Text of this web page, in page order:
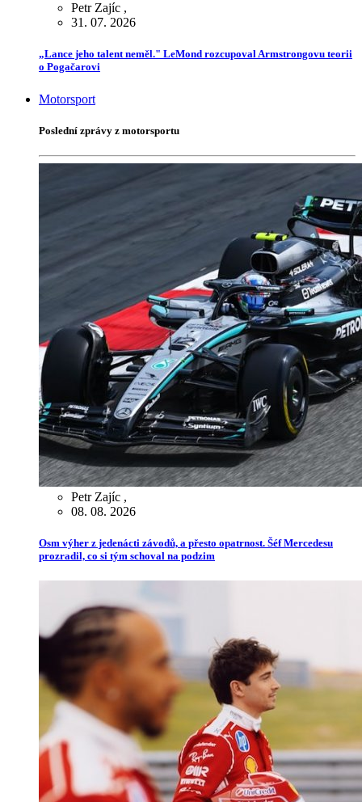
Petr Zajíc ,
31. 07. 2026
„Lance jeho talent neměl." LeMond rozcupoval Armstrongovu teorii
o Pogačarovi
Motorsport
Poslední zprávy z motorsportu
Petr Zajíc ,
08. 08. 2026
Osm výher z jedenácti závodů, a přesto opatrnost. Šéf Mercedesu
prozradil, co si tým schoval na podzim